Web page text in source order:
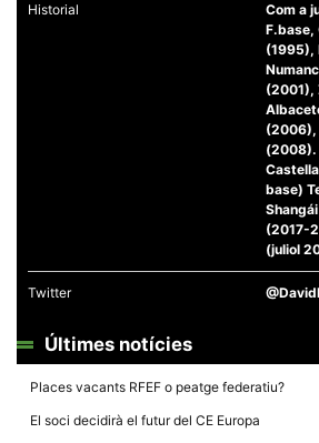
Historial
Com a
F.base,
(1995),
(2001),
(2006),
(2008).
base)
(2017-
(juliol
Twitter
Últimes notícies
Places vacants RFEF o peatge federatiu?
El soci decidirà el futur del CE Europa
són
per al
web.
dades
de
del
per a